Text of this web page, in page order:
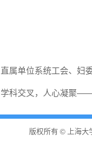
直属单位系统工会、妇
学科交叉，人心凝聚——
版权所有 ©上海大